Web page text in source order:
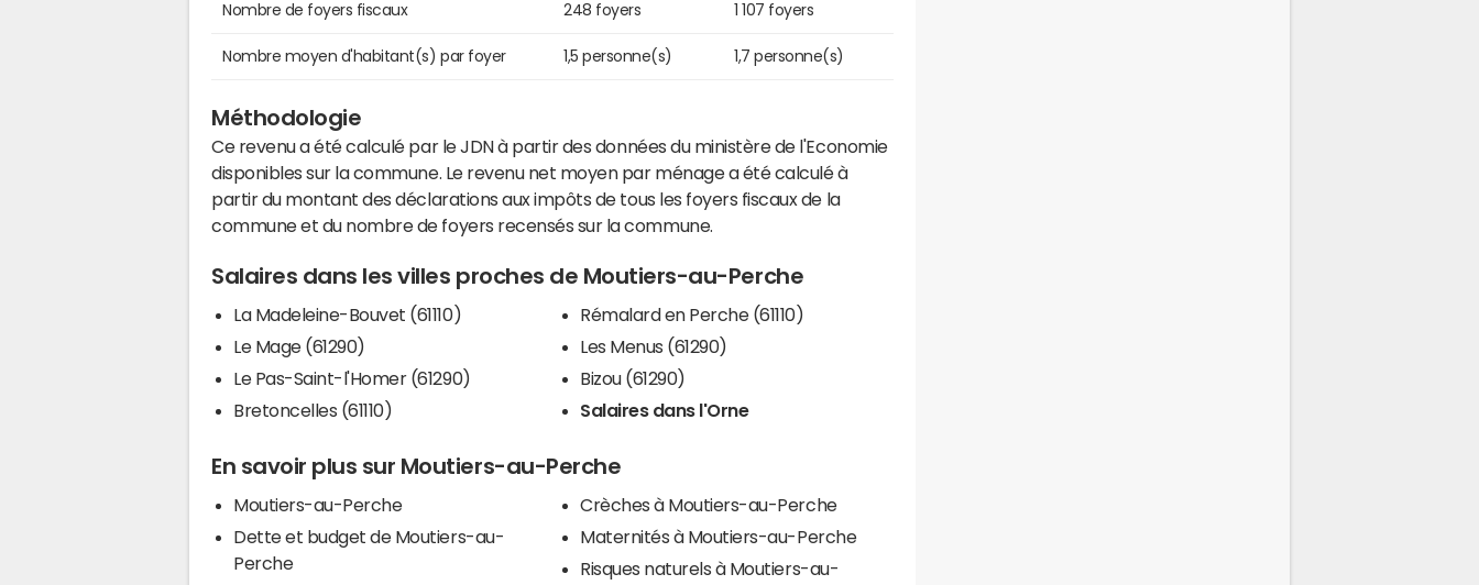
Nombre de foyers fiscaux 248 foyers 1 107 foyers
Nombre moyen d'habitant(s) par foyer 1,5 personne(s) 1,7 personne(s)
Méthodologie
Ce revenu a été calculé par le JDN à partir des données du ministère de l'Economie
disponibles sur la commune. Le revenu net moyen par ménage a été calculé à
partir du montant des déclarations aux impôts de tous les foyers fiscaux de la
commune et du nombre de foyers recensés sur la commune.
Salaires dans les villes proches de Moutiers-au-Perche
La Madeleine-Bouvet (61110)
Le Mage (61290)
Le Pas-Saint-l'Homer (61290)
Bretoncelles (61110)
Rémalard en Perche (61110)
Les Menus (61290)
Bizou (61290)
Salaires dans l'Orne
En savoir plus sur Moutiers-au-Perche
Moutiers-au-Perche
Dette et budget de Moutiers-au-
Perche
Crèches à Moutiers-au-Perche
Maternités à Moutiers-au-Perche
Risques naturels à Moutiers-au-